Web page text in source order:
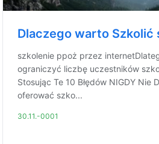
Dlaczego warto Szkolić
szkolenie ppoż przez
ograniczyć liczbę uczestników
Stosując Te 10 Błędów NIGDY Nie
oferować szko...
30.11.-0001